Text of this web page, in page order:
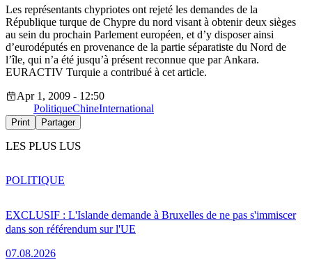
Les représentants chypriotes ont rejeté les demandes de la
République turque de Chypre du nord visant à obtenir deux sièges
au sein du prochain Parlement européen, et d’y disposer ainsi
d’eurodéputés en provenance de la partie séparatiste du Nord de
l’île, qui n’a été jusqu’à présent reconnue que par Ankara.
EURACTIV Turquie a contribué à cet article.
Apr 1, 2009 - 12:50
PolitiqueChineInternational
Print Partager
LES PLUS LUS
EXCLUSIF : L'Islande demande à Bruxelles de ne pas s'immiscer
dans son référendum sur l'UE
07.08.2026
POLITIQUE